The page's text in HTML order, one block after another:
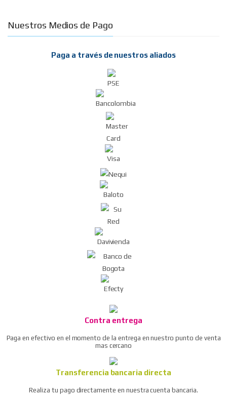
Nuestros Medios de Pago
Paga a través de nuestros aliados
Contra entrega
Paga en efectivo en el momento de la entrega en nuestro punto de venta
mas cercano
Transferencia bancaria directa
Realiza tu pago directamente en nuestra cuenta bancaria.